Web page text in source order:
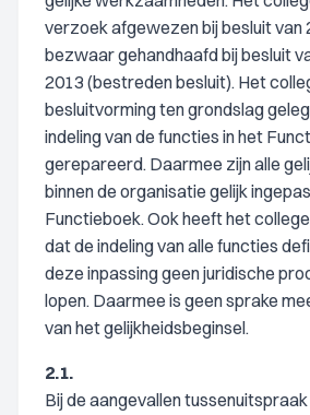
verzoek afgewezen bij besluit van
bezwaar gehandhaafd bij besluit
2013 (bestreden besluit). Het
besluitvorming ten grondslag
indeling van de functies in het
gerepareerd. Daarmee zijn alle
binnen de organisatie gelijk
Functieboek. Ook heeft het
dat de indeling van alle functies
deze inpassing geen juridische
lopen. Daarmee is geen sprake
van het gelijkheidsbeginsel.
2.1.
Bij de aangevallen